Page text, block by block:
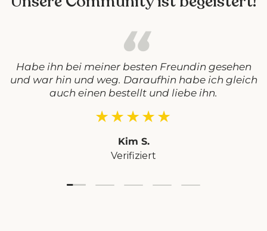
Habe ihn bei meiner besten Freundin gesehen
und war hin und weg. Daraufhin habe ich gleich
auch einen bestellt und liebe ihn.
★★★★★
Kim S.
Verifiziert